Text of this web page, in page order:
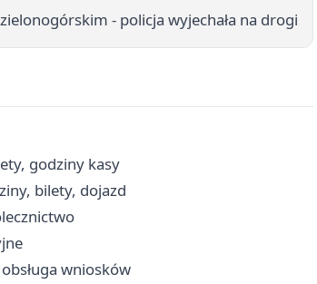
- policja wyjechała na drogi
godziny kasy
bilety, dojazd
wniosków